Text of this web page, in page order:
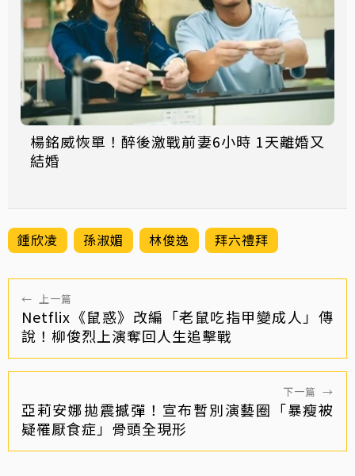
楊銘威恢單！醉後激戰前妻6小時 1天離婚又
結婚
鍾欣凌 孫淑媚 林俊逸 拜六禮拜
← 上一篇
Netflix《鼠惑》改編「老鼠吃指甲變成人」傳
說！柳俊烈上演奪回人生追擊戰
下一篇 →
亞莉安娜拋震撼彈！宣布暫別演藝圈「暴瘦被
疑罹厭食症」骨頭全現形